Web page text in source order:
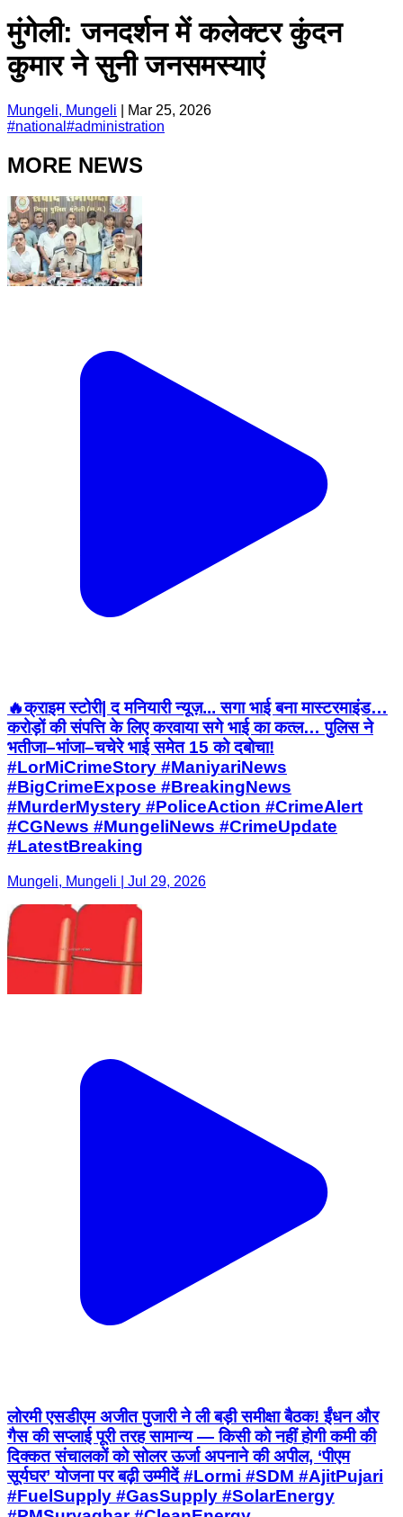
मुंगेली: जनदर्शन में कलेक्टर कुंदन
कुमार ने सुनी जनसमस्याएं
Mungeli, Mungeli
Mar 25, 2026
#national #administration
MORE NEWS
🔥क्राइम स्टोरी| द मनियारी न्यूज़... सगा भाई बना मास्टरमाइंड…
करोड़ों की संपत्ति के लिए करवाया सगे भाई का कत्ल… पुलिस ने
भतीजा–भांजा–चचेरे भाई समेत 15 को दबोचा!
#LorMiCrimeStory #ManiyariNews
#BigCrimeExpose #BreakingNews
#MurderMystery #PoliceAction #CrimeAlert
#CGNews #MungeliNews #CrimeUpdate
#LatestBreaking
Mungeli, Mungeli | Jul 29, 2026
लोरमी एसडीएम अजीत पुजारी ने ली बड़ी समीक्षा बैठक! ईंधन और
गैस की सप्लाई पूरी तरह सामान्य — किसी को नहीं होगी कमी की
दिक्कत संचालकों को सोलर ऊर्जा अपनाने की अपील, ‘पीएम
सूर्यघर’ योजना पर बढ़ी उम्मीदें #Lormi #SDM #AjitPujari
#FuelSupply #GasSupply #SolarEnergy